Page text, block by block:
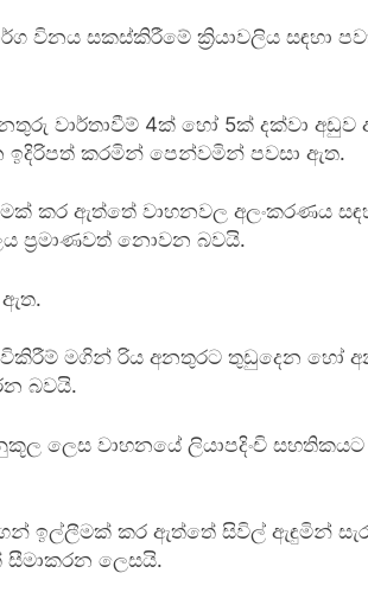
විනය සකස්කිරීමේ ක්‍රියාවලිය සඳහා
වාර්තාවීම් 4ක් හෝ 5ක් දක්වා
ඉදිරිපත් කරමින් පෙන්වමින් පවසා ඇත.
කර ඇත්තේ වාහනවල අලංකරණය
ප්‍රමාණවත් නොවන බවයි.
ඇත.
මගින් රිය අනතුරට තුඩුදෙන හෝ
බවයි.
ලෙස වාහනයේ ලියාපදිංචි
ඉල්ලීමක් කර ඇත්තේ සිවිල් ඇඳුමින්
සීමාකරන ලෙසයි.